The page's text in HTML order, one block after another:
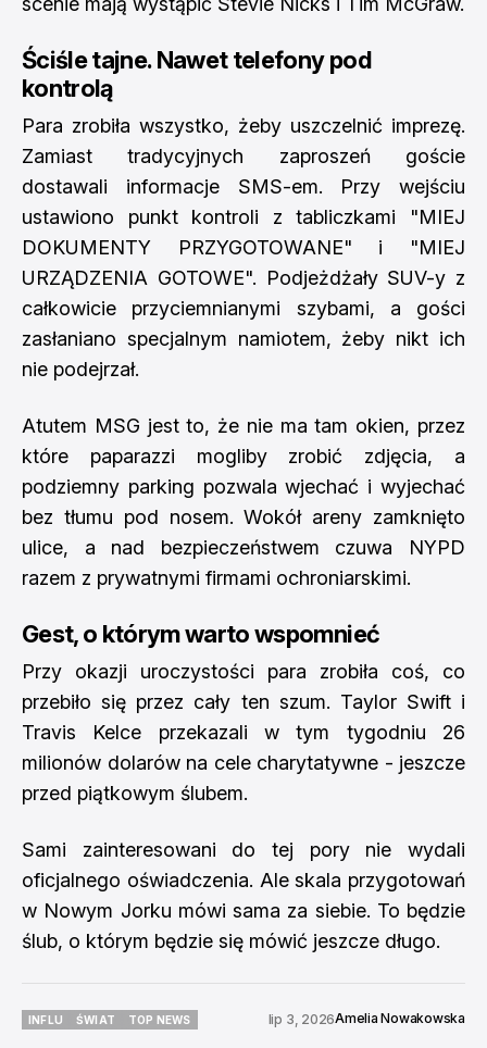
Ściśle tajne. Nawet telefony pod
kontrolą
Para zrobiła wszystko, żeby uszczelnić imprezę.
Zamiast tradycyjnych zaproszeń goście
dostawali informacje SMS-em. Przy wejściu
ustawiono punkt kontroli z tabliczkami "MIEJ
DOKUMENTY PRZYGOTOWANE" i "MIEJ
URZĄDZENIA GOTOWE". Podjeżdżały SUV-y z
całkowicie przyciemnianymi szybami, a gości
zasłaniano specjalnym namiotem, żeby nikt ich
nie podejrzał.
Atutem MSG jest to, że nie ma tam okien, przez
które paparazzi mogliby zrobić zdjęcia, a
podziemny parking pozwala wjechać i wyjechać
bez tłumu pod nosem. Wokół areny zamknięto
ulice, a nad bezpieczeństwem czuwa NYPD
razem z prywatnymi firmami ochroniarskimi.
Gest, o którym warto wspomnieć
Przy okazji uroczystości para zrobiła coś, co
przebiło się przez cały ten szum. Taylor Swift i
Travis Kelce przekazali w tym tygodniu 26
milionów dolarów na cele charytatywne - jeszcze
przed piątkowym ślubem.
Sami zainteresowani do tej pory nie wydali
oficjalnego oświadczenia. Ale skala przygotowań
w Nowym Jorku mówi sama za siebie. To będzie
ślub, o którym będzie się mówić jeszcze długo.
INFLU
ŚWIAT
TOP NEWS
lip 3, 2026Amelia Nowakowska